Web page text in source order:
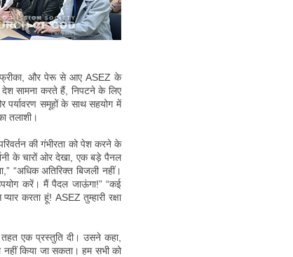
अफ्रीका, और पेरू से आए ASEZ के
सामना करते हैं, निपटने के लिए
पर्यावरण समूहों के साथ सहयोग में
तलाशी।
की गंभीरता को पेश करने के
के चारों ओर देखा, एक बड़े पैनल
“अधिक अतिरिक्त बिजली नहीं।
करें। मैं पैदल जाऊंगा!” “कई
करता हूं! ASEZ तुम्हारी रक्षा
एक प्रस्तुति दी। उसने कहा,
नहीं किया जा सकता। हम सभी को